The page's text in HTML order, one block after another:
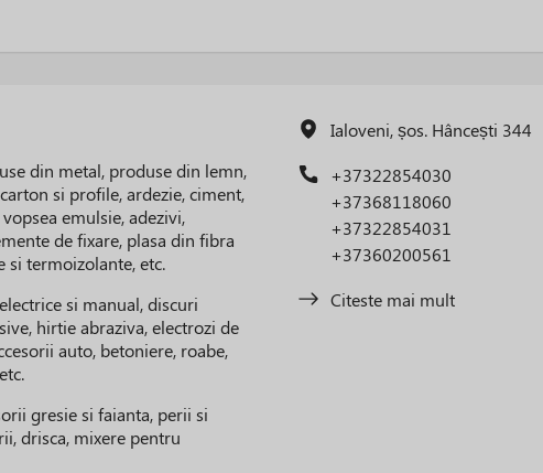
din metal, produse din lemn,
si profile, ardezie, ciment,
emulsie, adezivi,
de fixare, plasa din fibra
si termoizolante, etc.
si manual, discuri
hirtie abraziva, electrozi de
auto, betoniere, roabe,
gresie si faianta, perii si
drisca, mixere pentru
Ialoveni, șos. Hâncești 344
+37322854030
+37368118060
+37322854031
+37360200561
Citeste mai mult